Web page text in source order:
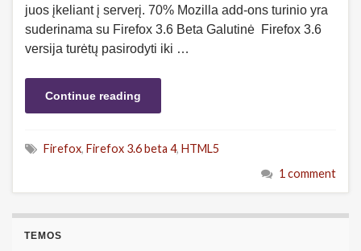
juos įkeliant į serverį. 70% Mozilla add-ons turinio yra
suderinama su Firefox 3.6 Beta Galutinė Firefox 3.6
versija turėtų pasirodyti iki …
Continue reading
Firefox, Firefox 3.6 beta 4, HTML5
1 comment
TEMOS